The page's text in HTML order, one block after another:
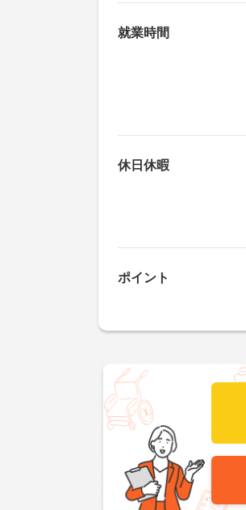
就業時間
休日休暇
ポイント